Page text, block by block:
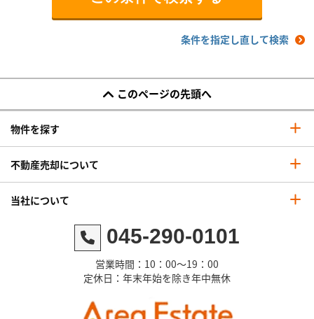
条件を指定し直して検索
このページの先頭へ
物件を探す
不動産売却について
当社について
045-290-0101
営業時間：10：00～19：00
定休日：年末年始を除き年中無休